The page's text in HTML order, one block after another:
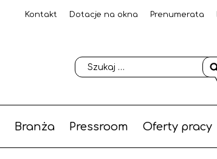
Kontakt Dotacje na okna Prenumerata
Branża Pressroom Oferty pracy